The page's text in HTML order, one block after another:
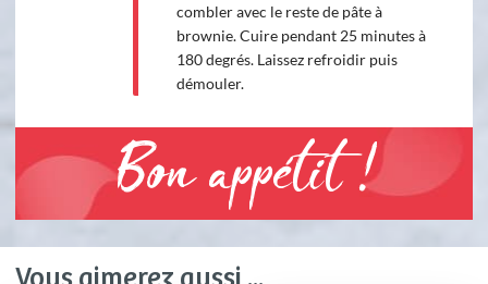
combler avec le reste de pâte à
brownie. Cuire pendant 25 minutes à
180 degrés. Laissez refroidir puis
démouler.
Bon appétit !